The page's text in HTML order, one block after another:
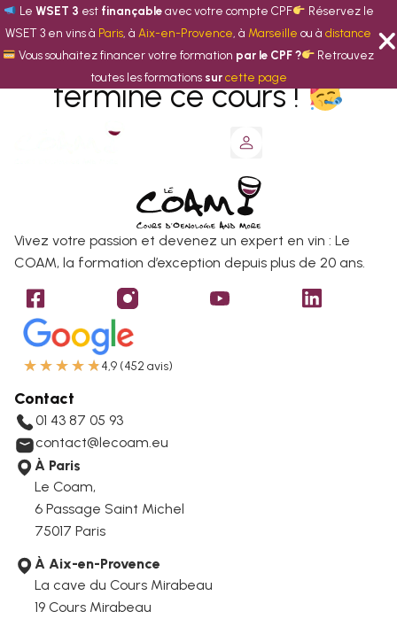
Le WSET 3 est finançableavec votre compte CPF
Réservez le
WSET 3 en vins à Paris, à Aix-en-Provence, à Marseille ou àdistance
Vous souhaitez financer votre formation par le CPF ?
Retrouvez
toutes les formations surcette page
Cours terminé
Félicitations, vous avez
terminé ce cours !
Trouver d’autres cours
Vivez votre passion et devenez un expert en vin : Le
COAM, la formation d’exception depuis plus de 20 ans.
★ ★ ★ ★ ★4,9 (452 avis)
Contact
01 43 87 05 93
contact@lecoam.eu
À Paris
Le Coam,
6 Passage Saint Michel
75017 Paris
À Aix-en-Provence
La cave du Cours Mirabeau
19 Cours Mirabeau